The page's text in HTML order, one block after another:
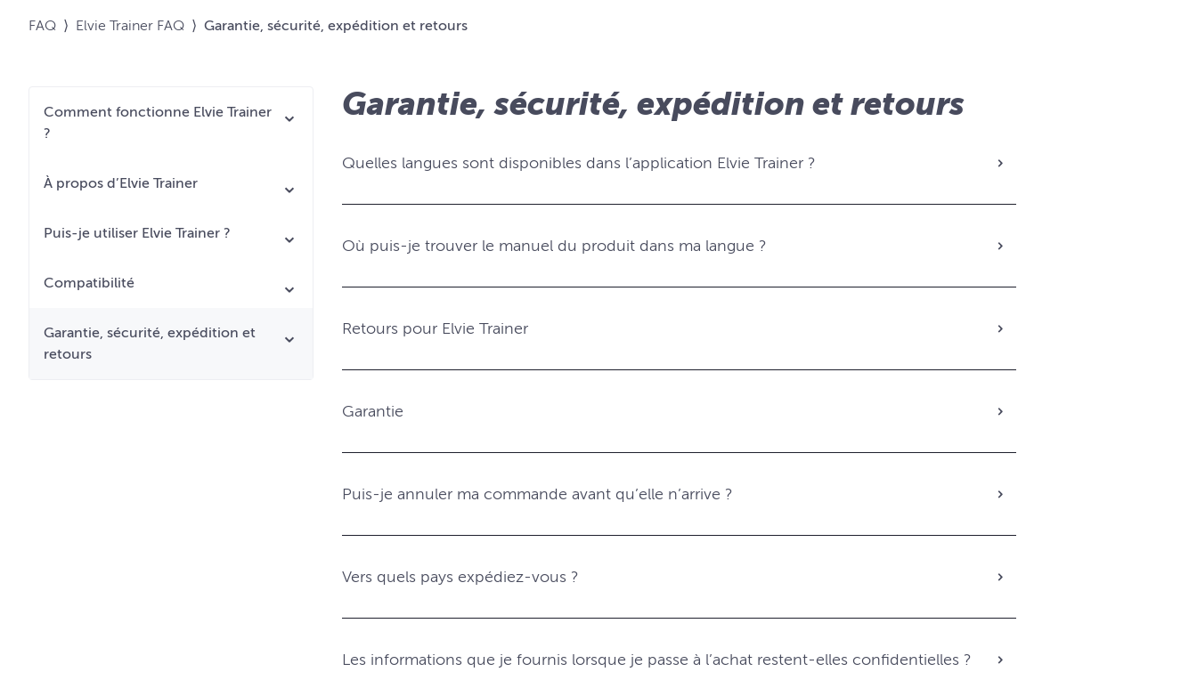
FAQ ⟩ Elvie Trainer FAQ ⟩ Garantie, sécurité, expédition et retours
Comment fonctionne Elvie Trainer
?
À propos d’Elvie Trainer
Puis-je utiliser Elvie Trainer ?
Compatibilité
Garantie, sécurité, expédition et
retours
Garantie, sécurité, expédition et retours
Quelles langues sont disponibles dans l’application Elvie Trainer ?
Où puis-je trouver le manuel du produit dans ma langue ?
Retours pour Elvie Trainer
Garantie
Puis-je annuler ma commande avant qu’elle n’arrive ?
Vers quels pays expédiez-vous ?
Les informations que je fournis lorsque je passe à l’achat restent-elles confidentielles ?